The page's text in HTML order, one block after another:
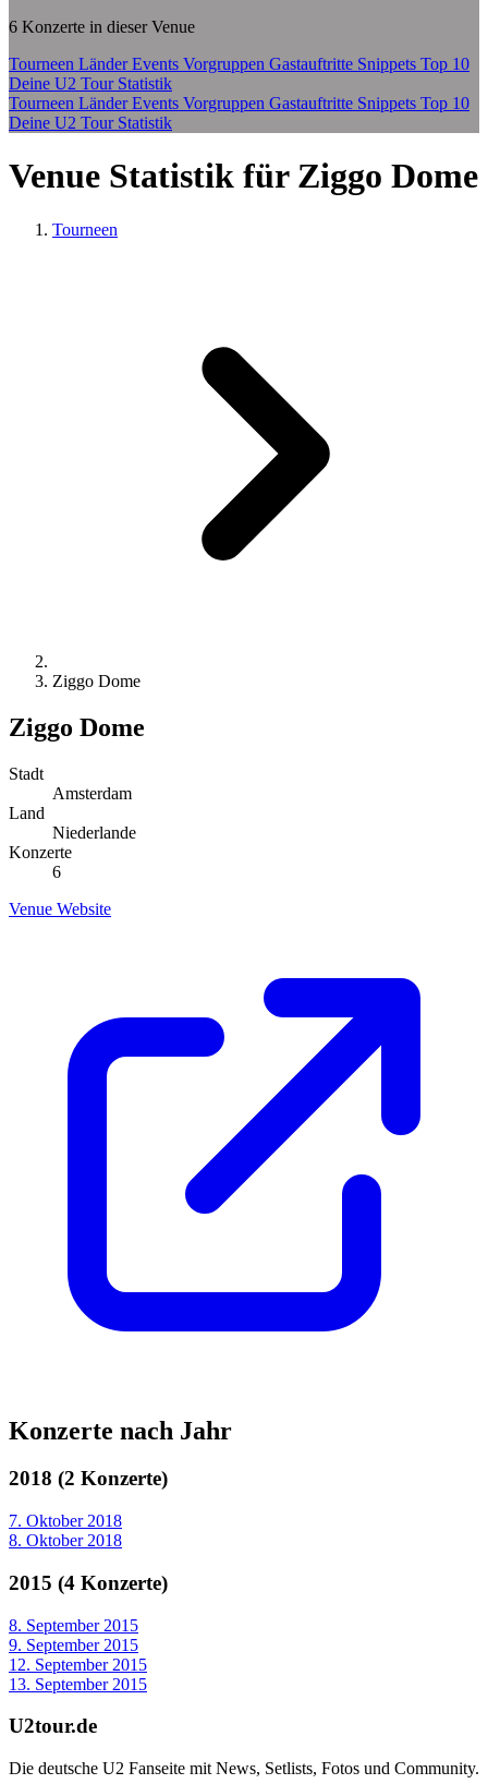
6 Konzerte in dieser Venue
Tourneen LänderEvents Vorgruppen Gastauftritte Snippets Top 10
Deine U2 Tour Statistik
Tourneen LänderEvents Vorgruppen Gastauftritte Snippets Top 10
Deine U2 Tour Statistik
Venue Statistik für Ziggo Dome
Tourneen
Ziggo Dome
Ziggo Dome
Stadt
Amsterdam
Land
Niederlande
Konzerte
6
Venue Website
Konzerte nach Jahr
2018 (2 Konzerte)
7. Oktober 2018
8. Oktober 2018
2015 (4 Konzerte)
8. September 2015
9. September 2015
12. September 2015
13. September 2015
U2tour.de
Die deutsche U2 Fanseite mit News, Setlists, Fotos und Community.